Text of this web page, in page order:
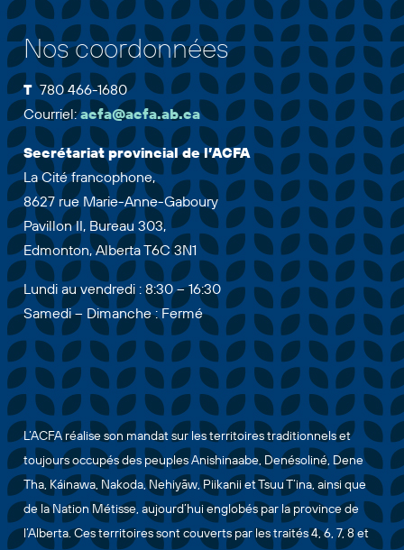
Nos coordonnées
T 780 466-1680
Courriel:acfa@acfa.ab.ca
Secrétariat provincial de l’ACFA
La Cité francophone,
8627 rue Marie-Anne-Gaboury
Pavillon II, Bureau 303,
Edmonton, Alberta T6C 3N1
Lundi au vendredi : 8:30 – 16:30
Samedi – Dimanche : Fermé
L’ACFA réalise son mandat sur les territoires traditionnels et
toujours occupés des peuples Anishinaabe, Denésoliné, Dene
Tha, Káinawa, Nakoda, Nehiyāw, Piikanii et Tsuu T’ina, ainsi que
de la Nation Métisse, aujourd’hui englobés par la province de
l’Alberta. Ces territoires sont couverts par les traités 4, 6, 7, 8 et